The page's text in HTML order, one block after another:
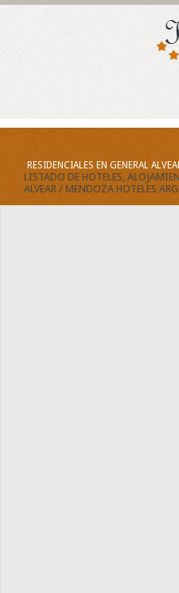
RESIDENCIALES EN GENERAL
LISTADO DE HOTELES,
ALVEAR / MENDOZA HOTELES